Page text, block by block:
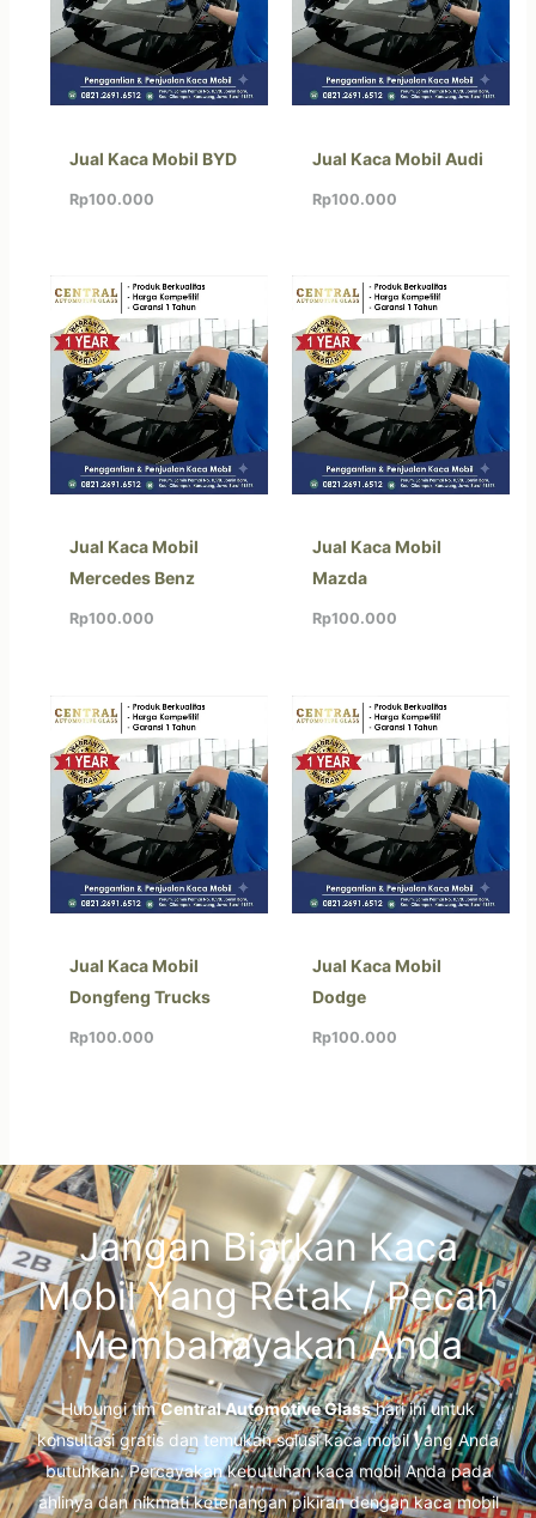
Jual Kaca Mobil BYD
Rp100.000
Jual Kaca Mobil Audi
Rp100.000
Jual Kaca Mobil
Mercedes Benz
Rp100.000
Jual Kaca Mobil
Mazda
Rp100.000
Jual Kaca Mobil
Dongfeng Trucks
Rp100.000
Jual Kaca Mobil
Dodge
Rp100.000
Jangan Biarkan Kaca
Mobil Yang Retak / Pecah
Membahayakan Anda
Hubungi timCentral Automotive Glasshari ini untuk
konsultasi gratis dan temukan solusi kaca mobil yang Anda
butuhkan. Percayakan kebutuhan kaca mobil Anda pada
ahlinya dan nikmati ketenangan pikiran dengan kaca mobil